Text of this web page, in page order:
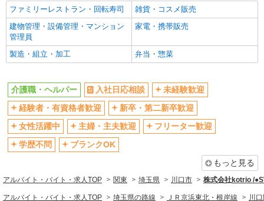
フルタイム歓迎
禁煙・分煙
駅直結・駅チカ
車通勤OK
バイク通勤OK
自転車通勤OK
残業少なめ（月20h未満）
交通費支給
社会保険あり
産休・育休取得実績あり
退職金・財形貯蓄制度あり
各種手当（家族・役職・インセン
ティブなど）あり
制服貸与
研修制度あり
資格取得支援制度あり
医療・介護・福祉
ファミリーレストラン・回転寿司
雑貨・コスメ販売
建物管理・設備管理・マンション
管理員
家電・携帯販売
製造・組立・加工 弁当・惣菜
介護職・ヘルパー 入社日応相談
未経験歓迎
経験者・有資格者歓迎
新卒・第二新卒歓迎
女性活躍中
主婦・主夫歓迎
フリーター歓迎
学歴不問
ブランクOK
もっと見る
アルバイト・バイト・求人TOP 関東 埼玉県 川口市 株式会社kotrio /
アルバイト・バイト・求人TOP 埼玉県の路線 ＪＲ京浜東北・根岸線 川